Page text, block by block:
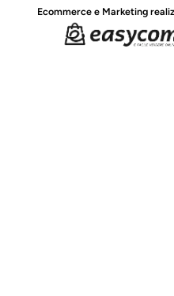
Ecommerce e Marketing